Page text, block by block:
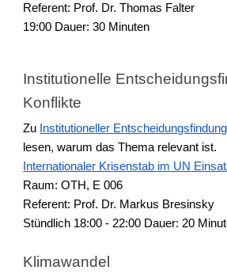
Referent: Prof. Dr. Thomas Falter
19:00 Dauer: 30 Minuten
Institutionelle
Konflikte
Zu Institutioneller Entscheidungsfindung
lesen, warum das Thema relevant ist.
Internationaler Krisenstab im UN
Raum: OTH, E 006
Referent: Prof. Dr. Markus Bresinsky
Stündlich 18:00 - 22:00 Dauer: 20
Klimawandel